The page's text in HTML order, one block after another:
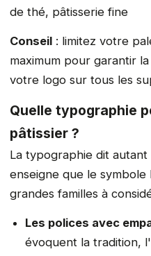
de thé, pâtisserie fine
Conseil : limitez votre
maximum pour garantir
votre logo sur tous les
Quelle typographie
pâtissier ?
La typographie dit
enseigne que le symbole
grandes familles à
Les polices avec
évoquent la tradition,